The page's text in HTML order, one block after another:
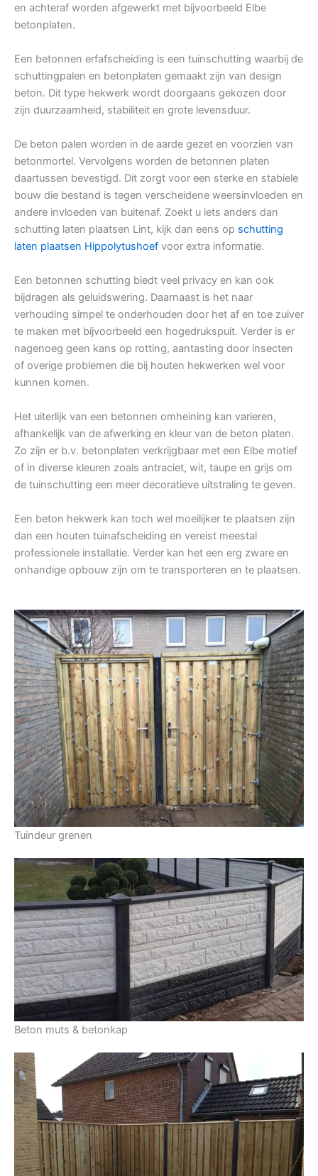
en achteraf worden afgewerkt met bijvoorbeeld Elbe
betonplaten.
Een betonnen erfafscheiding is een tuinschutting waarbij de
schuttingpalen en betonplaten gemaakt zijn van design
beton. Dit type hekwerk wordt doorgaans gekozen door
zijn duurzaamheid, stabiliteit en grote levensduur.
De beton palen worden in de aarde gezet en voorzien van
betonmortel. Vervolgens worden de betonnen platen
daartussen bevestigd. Dit zorgt voor een sterke en stabiele
bouw die bestand is tegen verscheidene weersinvloeden en
andere invloeden van buitenaf. Zoekt u iets anders dan
schutting laten plaatsen Lint, kijk dan eens op schutting
laten plaatsen Hippolytushoef voor extra informatie.
Een betonnen schutting biedt veel privacy en kan ook
bijdragen als geluidswering. Daarnaast is het naar
verhouding simpel te onderhouden door het af en toe zuiver
te maken met bijvoorbeeld een hogedrukspuit. Verder is er
nagenoeg geen kans op rotting, aantasting door insecten
of overige problemen die bij houten hekwerken wel voor
kunnen komen.
Het uiterlijk van een betonnen omheining kan varieren,
afhankelijk van de afwerking en kleur van de beton platen.
Zo zijn er b.v. betonplaten verkrijgbaar met een Elbe motief
of in diverse kleuren zoals antraciet, wit, taupe en grijs om
de tuinschutting een meer decoratieve uitstraling te geven.
Een beton hekwerk kan toch wel moeilijker te plaatsen zijn
dan een houten tuinafscheiding en vereist meestal
professionele installatie. Verder kan het een erg zware en
onhandige opbouw zijn om te transporteren en te plaatsen.
Tuindeur grenen
Beton muts & betonkap